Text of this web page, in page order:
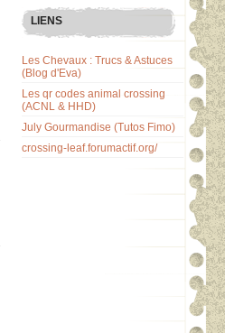
LIENS
Les Chevaux : Trucs & Astuces
(Blog d'Eva)
Les qr codes animal crossing
(ACNL & HHD)
July Gourmandise (Tutos Fimo)
crossing-leaf.forumactif.org/